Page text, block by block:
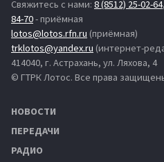
Свяжитесь с нами: 8 (8512) 25-02-64,
84-70- приёмная
lotos@lotos.rfn.ru (приёмная)
trklotos@yandex.ru (интернет-
414040, г. Астрахань, ул. Ляхова, 4
© ГТРК Лотос. Все права
НОВОСТИ
ПЕРЕДАЧИ
РАДИО